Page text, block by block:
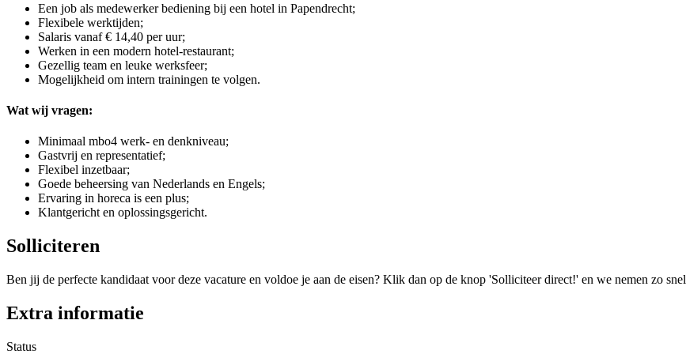
Een job als medewerker bediening bij een hotel in Papendrecht;
Flexibele werktijden;
Salaris vanaf € 14,40 per uur;
Werken in een modern hotel-restaurant;
Gezellig team en leuke werksfeer;
Mogelijkheid om intern trainingen te volgen.
Wat wij vragen:
Minimaal mbo4 werk- en denkniveau;
Gastvrij en representatief;
Flexibel inzetbaar;
Goede beheersing van Nederlands en Engels;
Ervaring in horeca is een plus;
Klantgericht en oplossingsgericht.
Solliciteren
Ben jij de perfecte kandidaat voor deze vacature en voldoe je aan de eisen? Klik dan op de knop 'Solliciteer direct!' en we nemen zo
Extra informatie
Status